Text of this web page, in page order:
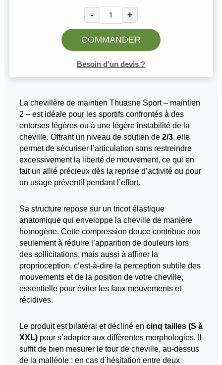
- +
COMMANDER
Besoin d'un devis ?
La chevillère de maintien Thuasne Sport – maintien
2 – est idéale pour les sportifs confrontés à des
entorses légères ou à une légère instabilité de la
cheville. Offrant un niveau de soutien de 2/3, elle
permet de sécuriser l’articulation sans restreindre
excessivement la liberté de mouvement, ce qui en
fait un allié précieux dès la reprise d’activité ou pour
un usage préventif pendant l’effort.
Sa structure repose sur un tricot élastique
anatomique qui enveloppe la cheville de manière
homogène. Cette compression douce contribue non
seulement à réduire l’apparition de douleurs lors
des sollicitations, mais aussi à affiner la
proprioception, c’est-à-dire la perception subtile des
mouvements et de la position de votre cheville,
essentielle pour éviter les faux mouvements et
récidives.
Le produit est bilatéral et décliné en cinq tailles (S à
XXL)pour s’adapter aux différentes morphologies. Il
suffit de bien mesurer le tour de cheville, au-dessus
de la malléole : en cas d’hésitation entre deux